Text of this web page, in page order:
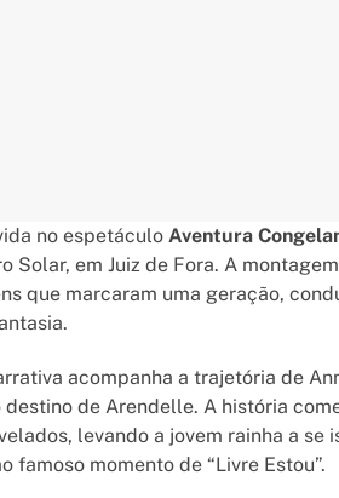
no espetáculo Aventura
Solar, em Juiz de Fora. A
que marcaram uma geração,
acompanha a trajetória de
de Arendelle. A história
levando a jovem rainha a se
famoso momento de “Livre Estou”.